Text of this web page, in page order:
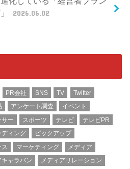
2026.06.02
PR会社 SNS TV
Twitter
アンケート調査
イベント
サー スポーツ テレビ
テレビPR
ィング
ピックアップ
ス マーケティング
メディア
キャラバン
メディアリレーション